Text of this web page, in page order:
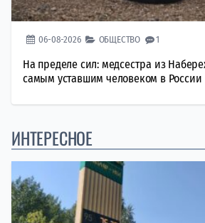
06-08-2026 ОБЩЕСТВО 1
На пределе сил: медсестра из
самым уставшим человеком в России
ИНТЕРЕСНОЕ